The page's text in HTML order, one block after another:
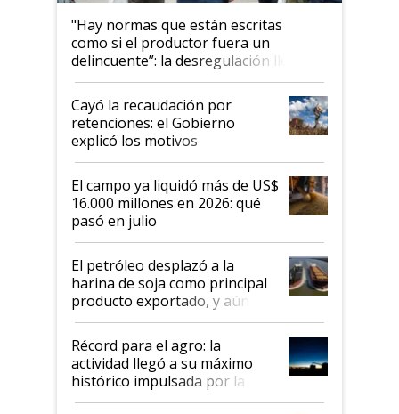
"Hay normas que están escritas
como si el productor fuera un
delincuente”: la desregulación llegó
al Congreso Aapresid y hasta se
habló del financiamiento al IPCVA
Cayó la recaudación por
retenciones: el Gobierno
explicó los motivos
El campo ya liquidó más de US$
16.000 millones en 2026: qué
pasó en julio
El petróleo desplazó a la
harina de soja como principal
producto exportado, y aún así
el agro aportó casi seis de cada
diez dólares y sostuvo el
liderazgo en un semestre
récord
Récord para el agro: la
actividad llegó a su máximo
histórico impulsada por la
cosecha y las exportaciones